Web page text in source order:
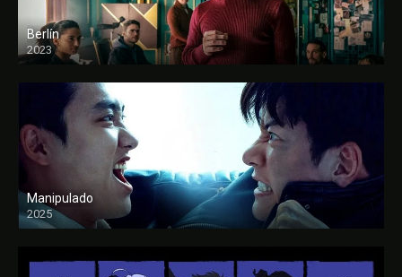
Berlín
2023
Manipulado
2025